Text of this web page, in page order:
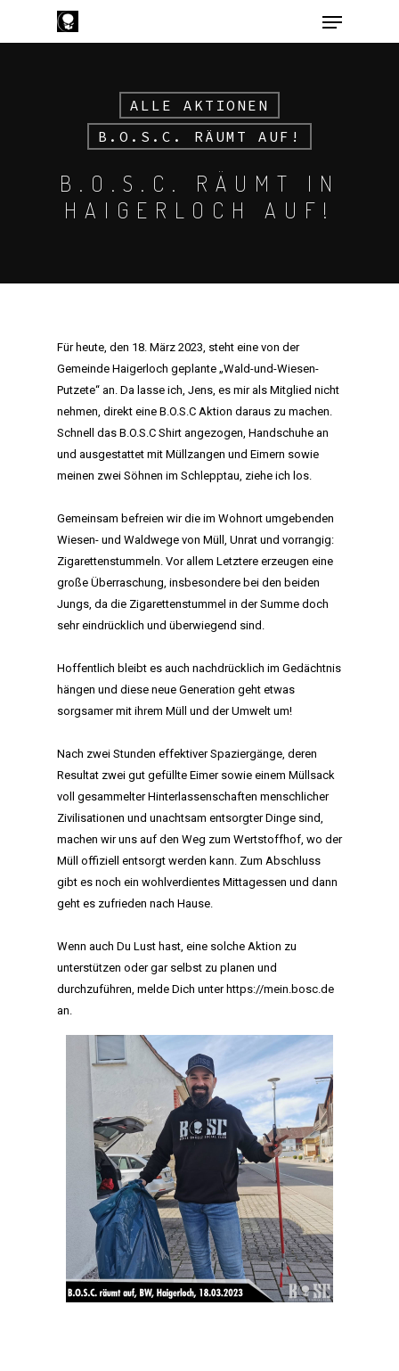
Hit enter to search or ESC to close
ALLE AKTIONEN
B.O.S.C. RÄUMT AUF!
B.O.S.C. RÄUMT IN
HAIGERLOCH AUF!
Für heute, den 18. März 2023, steht eine von der
Gemeinde Haigerloch geplante „Wald-und-Wiesen-
Putzete“ an. Da lasse ich, Jens, es mir als Mitglied nicht
nehmen, direkt eine B.O.S.C Aktion daraus zu machen.
Schnell das B.O.S.C Shirt angezogen, Handschuhe an
und ausgestattet mit Müllzangen und Eimern sowie
meinen zwei Söhnen im Schlepptau, ziehe ich los.
Gemeinsam befreien wir die im Wohnort umgebenden
Wiesen- und Waldwege von Müll, Unrat und vorrangig:
Zigarettenstummeln. Vor allem Letztere erzeugen eine
große Überraschung, insbesondere bei den beiden
Jungs, da die Zigarettenstummel in der Summe doch
sehr eindrücklich und überwiegend sind.
Hoffentlich bleibt es auch nachdrücklich im Gedächtnis
hängen und diese neue Generation geht etwas
sorgsamer mit ihrem Müll und der Umwelt um!
Nach zwei Stunden effektiver Spaziergänge, deren
Resultat zwei gut gefüllte Eimer sowie einem Müllsack
voll gesammelter Hinterlassenschaften menschlicher
Zivilisationen und unachtsam entsorgter Dinge sind,
machen wir uns auf den Weg zum Wertstoffhof, wo der
Müll offiziell entsorgt werden kann. Zum Abschluss
gibt es noch ein wohlverdientes Mittagessen und dann
geht es zufrieden nach Hause.
Wenn auch Du Lust hast, eine solche Aktion zu
unterstützen oder gar selbst zu planen und
durchzuführen, melde Dich unter https://mein.bosc.de
an.
HOME
MANIFEST
AKTIVITÄTEN
CLUB